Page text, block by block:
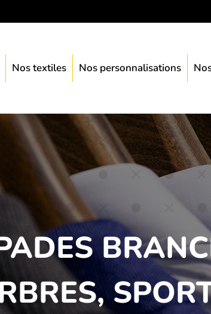
Nos textiles Nos personnalisations